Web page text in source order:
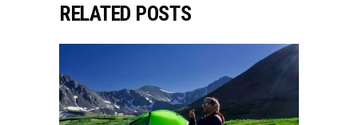
RELATED POSTS